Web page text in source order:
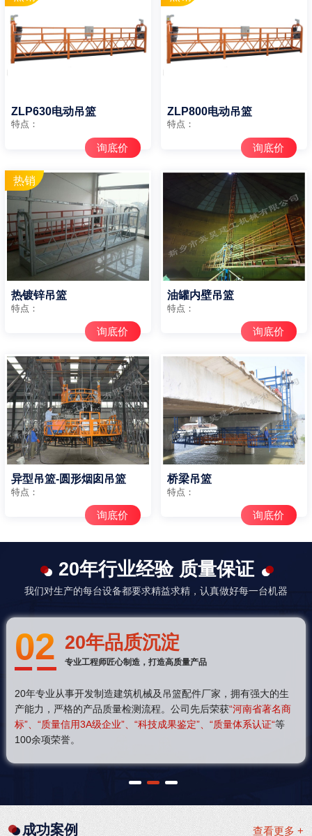
ZLP630电动吊篮
特点：
询底价
ZLP800电动吊篮
特点：
询底价
热镀锌吊篮
特点：
询底价
油罐内壁吊篮
特点：
询底价
异型吊篮-圆形烟囱吊篮
特点：
询底价
桥梁吊篮
特点：
询底价
20年行业经验 质量保证
我们对生产的每台设备都要求精益求精，认真做好每一台机器
02 20年品质沉淀
专业工程师匠心制造，打造高质量产品
20年专业从事开发制造建筑机械及吊篮配件厂家，拥有强大的生
产能力，严格的产品质量检测流程。公司先后荣获“河南省著名商
标”、“质量信用3A级企业”、“科技成果鉴定”、“质量体系认证“等
100余项荣誉。
1 2 3
查看更多 +
成功案例